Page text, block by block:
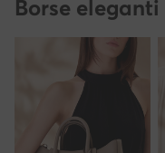
Borse